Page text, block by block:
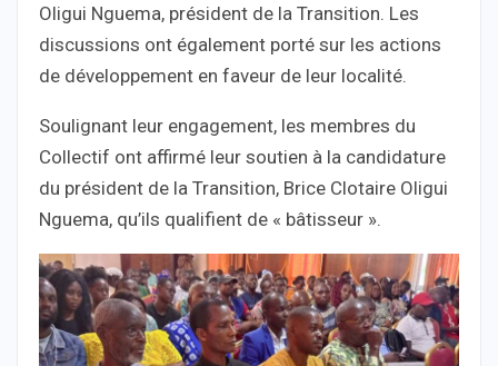
Oligui Nguema, président de la Transition. Les
discussions ont également porté sur les actions
de développement en faveur de leur localité.
Soulignant leur engagement, les membres du
Collectif ont affirmé leur soutien à la candidature
du président de la Transition, Brice Clotaire Oligui
Nguema, qu’ils qualifient de « bâtisseur ».